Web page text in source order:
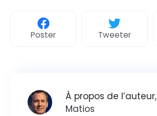
Poster Tweeter
À propos de l’auteur,
Matios